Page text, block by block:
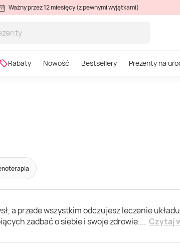
Ważny przez 12 miesięcy (z pewnymi wyjątkami)
Rabaty Nowość Bestsellery Prezenty na
a przede wszystkim odczujesz leczenie
zadbać o siebie i swoje zdrowie.... Czytaj